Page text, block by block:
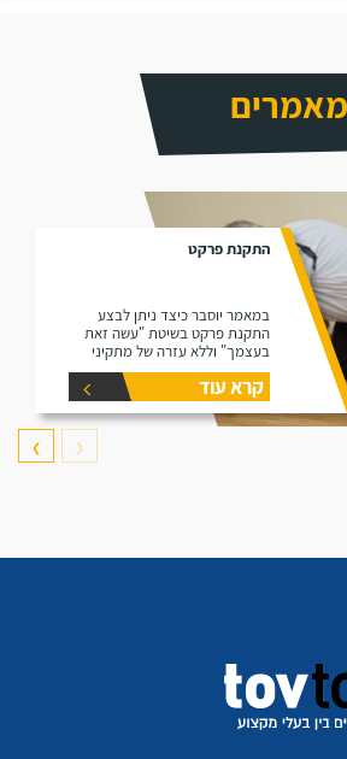
התקנת פרקט
במאמר יוסבר כיצד ניתן לבצע
התקנת פרקט בשיטת "עשה זאת
בעצמך" וללא עזרה של מתקיני
פרקטים.
קרא עוד
❮
❯